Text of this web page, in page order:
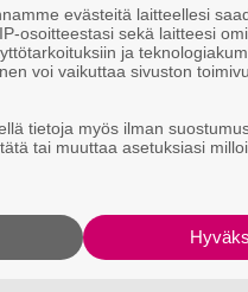
evästeitä laitteellesi
osoitteestasi sekä laitteesi
ja
voi vaikuttaa sivuston
tietoja myös ilman
tai muuttaa asetuksiasi